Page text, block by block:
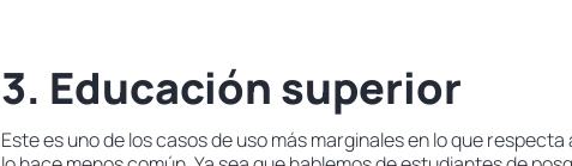
3. Educación superior
Este es uno de los casos de uso más marginales en lo que